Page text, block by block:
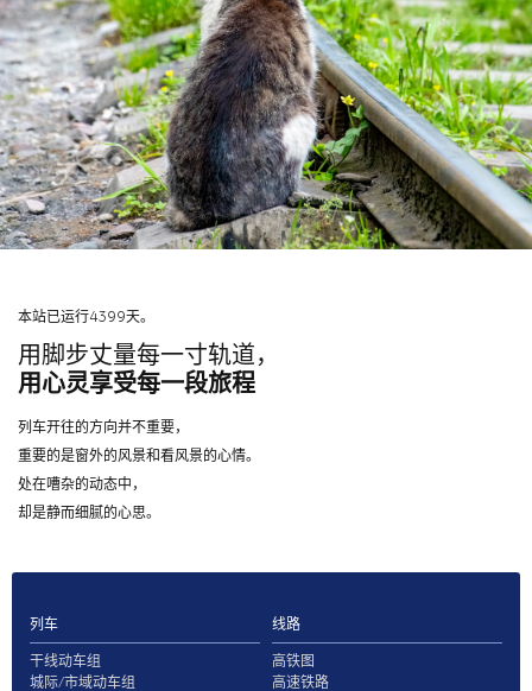
本站已运行4399天。
用脚步丈量每一寸轨道，
用心灵享受每一段旅程
列车开往的方向并不重要，
重要的是窗外的风景和看风景的心情。
处在嘈杂的动态中，
却是静而细腻的心思。
列车
干线动车组
城际/市域动车组
线路
高铁图
高速铁路